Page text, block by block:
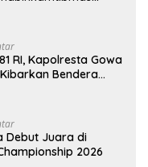
RI, Kapolresta Gowa
Bendera
Debut Juara di
2026